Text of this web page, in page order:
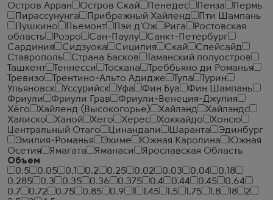
Остров Арран
Остров Скай Пенедес Пенза
Пермь
Пирассунунга
Прибрежный Хайленд
Пти Шампань
Пушкино
Пьемонт Пэи д'Ож Рига
Ростовская
область
Роэро Сан-Паулу
Санкт-Петербург
Сардиния
Сидзуока Сицилия Скай
Спейсайд
Ставрополь
Страна Басков
Таманский полуостров
Ташкент
Теннесси Тоскана
Треббьяно ди Романья
Тревизо
Трентино-Альто Адидже Тула
Турин
Ульяновск
Уссурийск Уфа Фин Буа
Фин Шампань
Фриули
Фриули Грав
Фриули-Венеция-Джулия
Хёго
Хайленд (Высокогорье) Хайлэнд
Хайлэндс
Халиско
Ханой Хего Херес Хоккайдо
Хонсю
Центральный Отаго
Цинандали Шаранта
Эдинбург
Эмилия-Романья
Эхиме Южная Каролина
Южная
Осетия
Ямагата Яманаси
Ярославская Область
Объем
0.5
0.05 0.1 0.2 0.25 0.02 0.03 0.04
0.18
0.285
0.3 0.35 0.36 0.375 0.4 0.44 0.45
0.64
0.7
0.72 0.75 0.85 0.9 1.45 1.5 1.75 1.8 18
2